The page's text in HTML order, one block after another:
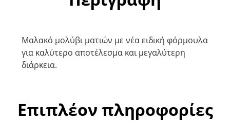
Μαλακό μολύβι ματιών με νέα ειδική φόρμουλα
για καλύτερο αποτέλεσμα και μεγαλύτερη
διάρκεια.
Επιπλέον πληροφορίες